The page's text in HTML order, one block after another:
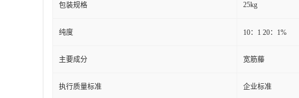
包装规格 25kg
纯度 10：1 20：1%
主要成分 宽筋藤
执行质量标准 企业标准